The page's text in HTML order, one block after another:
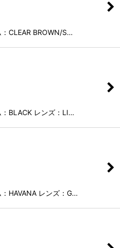
CLEAR BROWN/S…
：BLACK レンズ：LI…
HAVANA レンズ：G…